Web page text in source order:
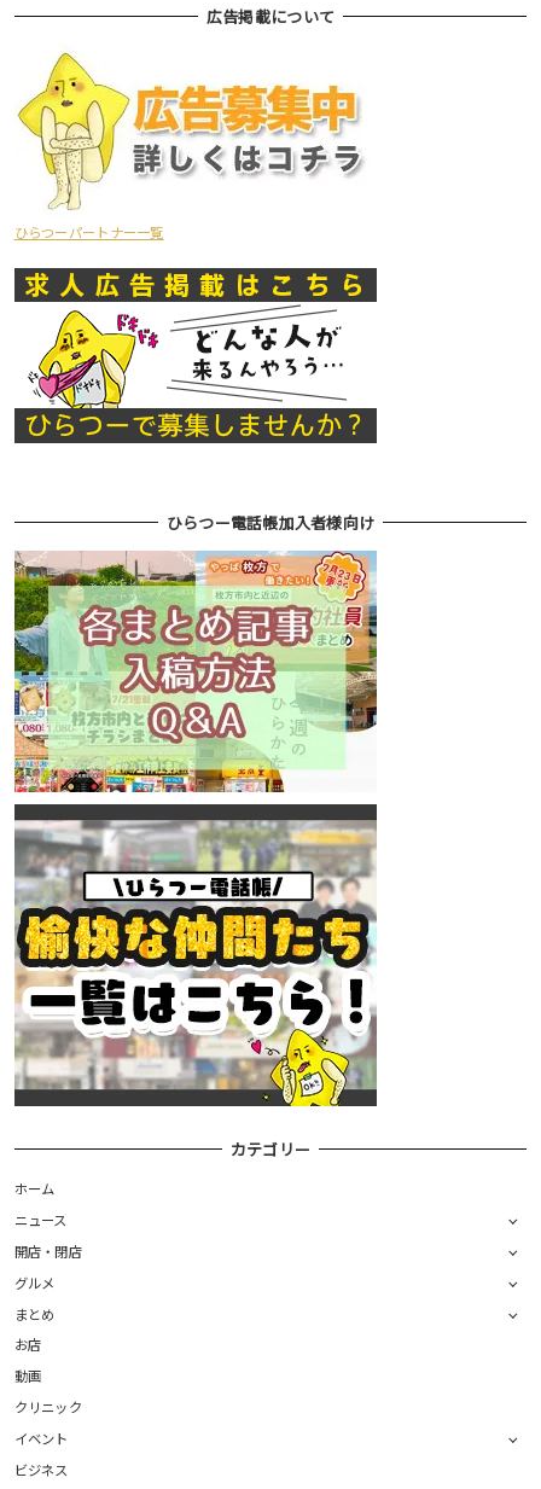
広告掲載について
ひらつーパートナー一覧
ひらつー電話帳加入者様向け
カテゴリー
ホーム
ニュース
開店・閉店
グルメ
まとめ
お店
動画
クリニック
イベント
ビジネス